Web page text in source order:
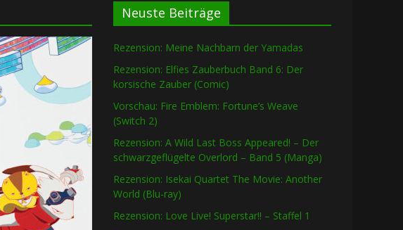
Neuste Beiträge
Rezension: Meine Nachbarn der Yamadas
Rezension: Elfies Zauberbuch Band 6: Der
korsische Zauber (Comic)
Vorschau: Fire Emblem: Fortune’s Weave
(Switch 2)
Rezension: A Wild Last Boss Appeared! – Der
schwarzgeflügelte Overlord – Band 5 (Manga)
Rezension: Isekai Quartet The Movie: Another
World (Blu-ray)
Rezension: Love Live! Superstar!! – Staffel 1